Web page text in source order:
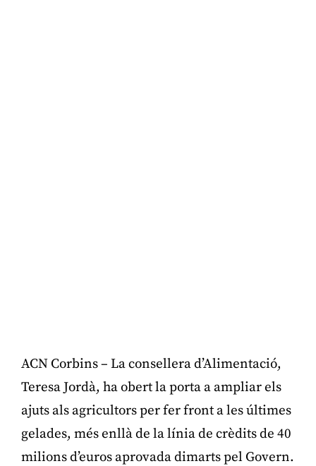
ACN Corbins – La consellera d’Alimentació,
Teresa Jordà, ha obert la porta a ampliar els
ajuts als agricultors per fer front a les últimes
gelades, més enllà de la línia de crèdits de 40
milions d’euros aprovada dimarts pel Govern.